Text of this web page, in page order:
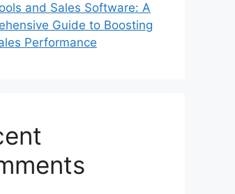
and Sales Software: A
Guide to Boosting
Performance